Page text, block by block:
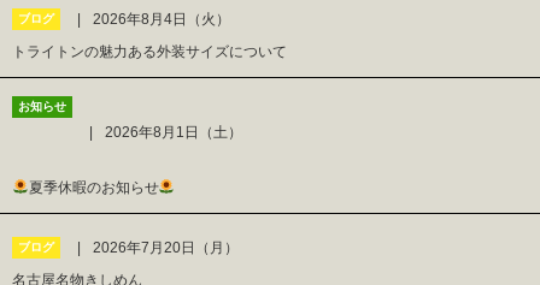
ブログ
2026年8月4日（火）
トライトンの魅力ある外装サイズについて
お知らせ
2026年8月1日（土）
夏季休暇のお知らせ
ブログ
2026年7月20日（月）
名古屋名物きしめん